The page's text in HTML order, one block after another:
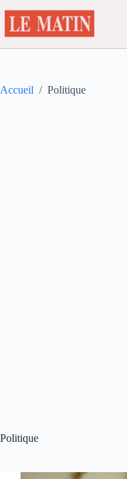
au
contenu
Accueil / Politique
Politique